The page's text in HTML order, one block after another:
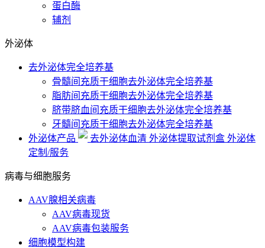
蛋白酶
辅剂
外泌体
去外泌体完全培养基
骨髓间充质干细胞去外泌体完全培养基
脂肪间充质干细胞去外泌体完全培养基
脐带脐血间充质干细胞去外泌体完全培养基
牙髓间充质干细胞去外泌体完全培养基
外泌体产品
去外泌体血清 外泌体提取试剂盒 外泌体
定制/服务
病毒与细胞服务
AAV腺相关病毒
AAV病毒现货
AAV病毒包装服务
细胞模型构建